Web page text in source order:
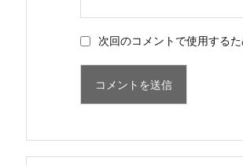
次回のコメントで使用する